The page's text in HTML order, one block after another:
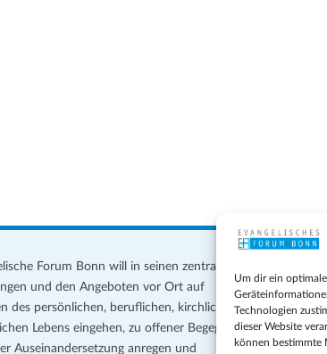
Um dir ein
Technologien
dieser Website
können bestimmte
Forum Bonn will in seinen zentralen
und den Angeboten vor Ort auf
des persönlichen, beruflichen, kirchlichen
Lebens eingehen, zu offener Begegnung
Auseinandersetzung anregen und
Cookie-